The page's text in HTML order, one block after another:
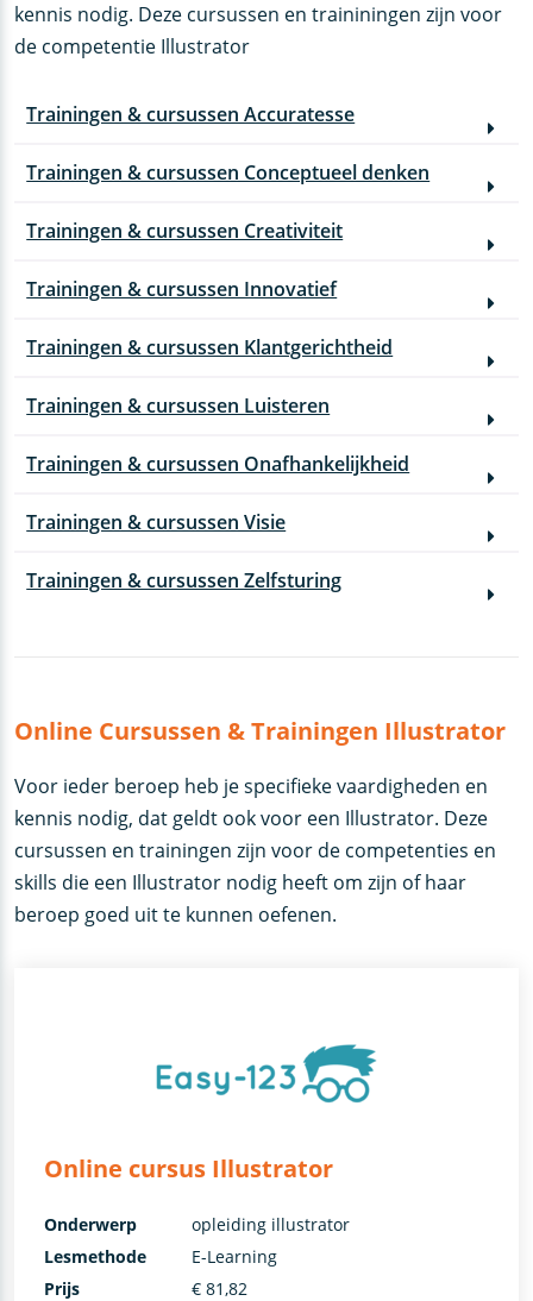
kennis nodig. Deze cursussen en traininingen zijn voor
de competentie Illustrator
Trainingen & cursussen Accuratesse
Trainingen & cursussen Conceptueel denken
Trainingen & cursussen Creativiteit
Trainingen & cursussen Innovatief
Trainingen & cursussen Klantgerichtheid
Trainingen & cursussen Luisteren
Trainingen & cursussen Onafhankelijkheid
Trainingen & cursussen Visie
Trainingen & cursussen Zelfsturing
Online Cursussen & Trainingen Illustrator
Voor ieder beroep heb je specifieke vaardigheden en
kennis nodig, dat geldt ook voor een Illustrator. Deze
cursussen en trainingen zijn voor de competenties en
skills die een Illustrator nodig heeft om zijn of haar
beroep goed uit te kunnen oefenen.
Online cursus Illustrator
Onderwerp
opleiding illustrator
Lesmethode
E-Learning
Prijs
€ 81,82